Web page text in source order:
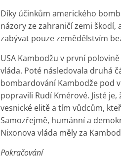
Díky účinkům amerického
názory ze zahraničí zemi
zabývat pouze zemědělstvím
USA Kambodžu v první
vláda. Poté následovala druhá
bombardování Kambodže pod
popravili Rudí Kmérové. Jisté
vesnické elitě a tím vůdcům,
Samozřejmě, humánní a
Nixonova vláda měly za
Pokračování